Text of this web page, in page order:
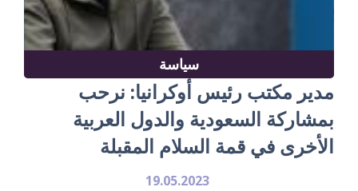
سياسة
مدير مكتب رئيس أوكرانيا: نرحب
بمشاركة السعودية والدول العربية
الأخرى في قمة السلام المقبلة
19.05.2023